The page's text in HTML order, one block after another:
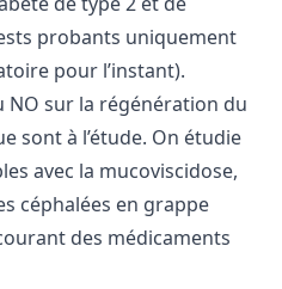
probants uniquement
pour l’instant).
NO sur la régénération du
sont à l’étude. On étudie
avec la mucoviscidose,
céphalées en grappe
des médicaments